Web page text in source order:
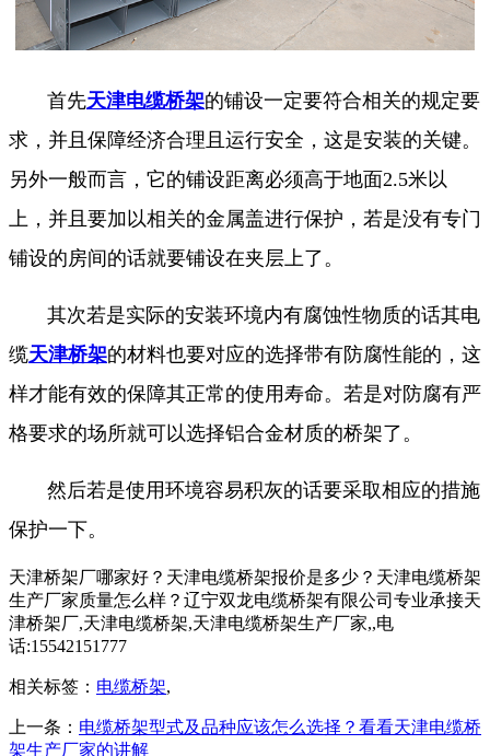
首先天津电缆桥架的铺设一定要符合相关的规定要
求，并且保障经济合理且运行安全，这是安装的关键。
另外一般而言，它的铺设距离必须高于地面2.5米以
上，并且要加以相关的金属盖进行保护，若是没有专门
铺设的房间的话就要铺设在夹层上了。
其次若是实际的安装环境内有腐蚀性物质的话其电
缆天津桥架的材料也要对应的选择带有防腐性能的，这
样才能有效的保障其正常的使用寿命。若是对防腐有严
格要求的场所就可以选择铝合金材质的桥架了。
然后若是使用环境容易积灰的话要采取相应的措施
保护一下。
天津桥架厂哪家好？天津电缆桥架报价是多少？天津电缆桥架
生产厂家质量怎么样？辽宁双龙电缆桥架有限公司专业承接天
津桥架厂,天津电缆桥架,天津电缆桥架生产厂家,,电
话:15542151777
相关标签： 电缆桥架,
上一条： 电缆桥架型式及品种应该怎么选择？看看天津电缆桥
架生产厂家的讲解